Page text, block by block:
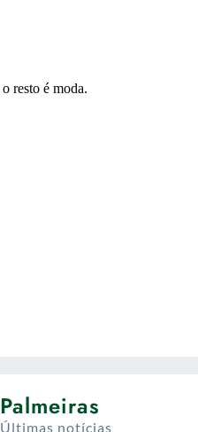
Palmeiras
Últimas notícias